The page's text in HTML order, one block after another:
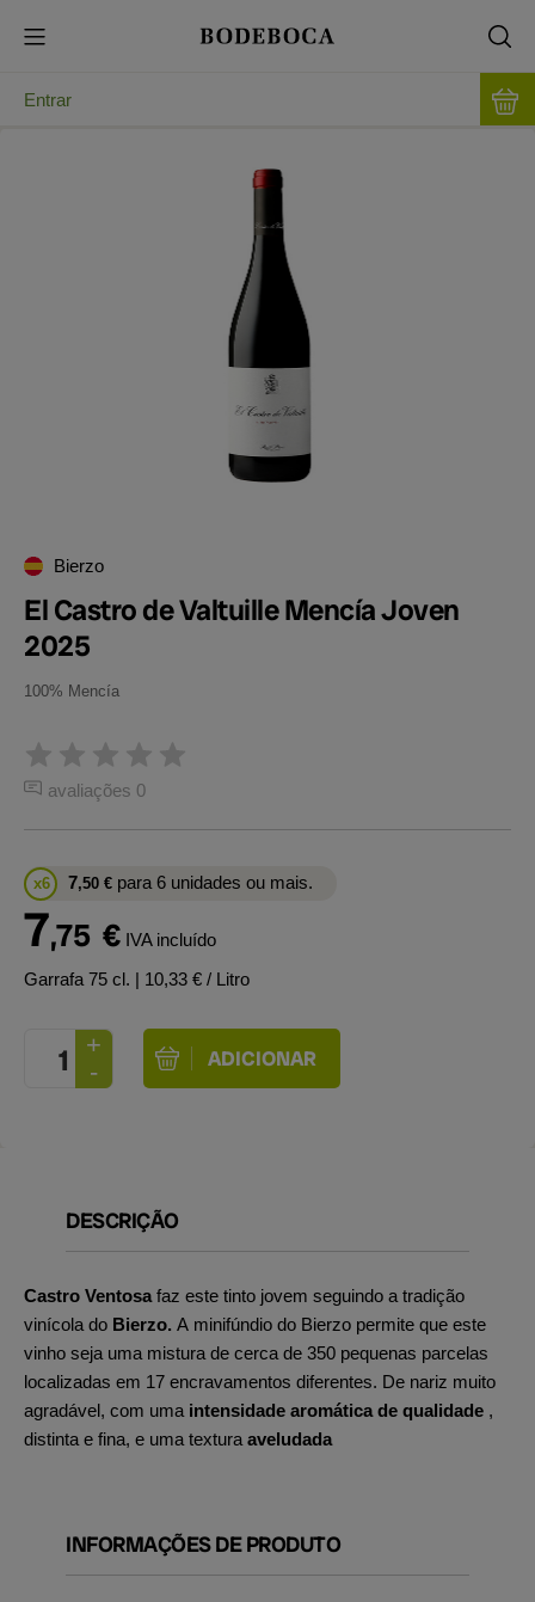
Entrar
Bierzo
El Castro de Valtuille Mencía Joven
2025
100% Mencía
avaliações 0
x6 7,50 € para 6 unidades ou mais.
7,75 € IVA incluído
Garrafa 75 cl. | 10,33 € / Litro
DESCRIÇÃO
Castro Ventosa faz este tinto jovem seguindo a tradição
vinícola do Bierzo. A minifúndio do Bierzo permite que este
vinho seja uma mistura de cerca de 350 pequenas parcelas
localizadas em 17 encravamentos diferentes. De nariz muito
agradável, com uma intensidade aromática de qualidade ,
distinta e fina, e uma textura aveludada
INFORMAÇÕES DE PRODUTO